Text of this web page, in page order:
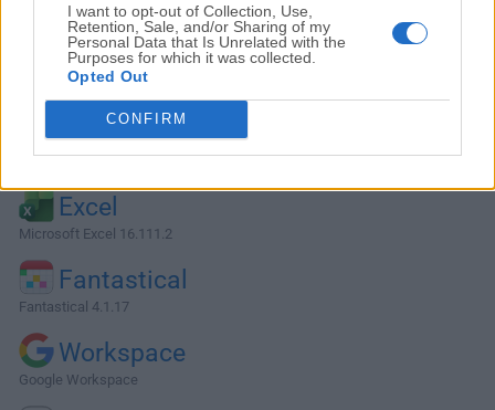
I want to opt-out of Collection, Use,
Retention, Sale, and/or Sharing of my
Personal Data that Is Unrelated with the
Purposes for which it was collected.
Opted Out
CONFIRM
Alternativas y Software Similar
Excel
Microsoft Excel 16.111.2
Fantastical
Fantastical 4.1.17
Workspace
Google Workspace